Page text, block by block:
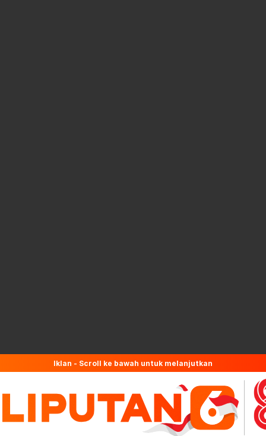
Iklan - Scroll ke bawah untuk melanjutkan